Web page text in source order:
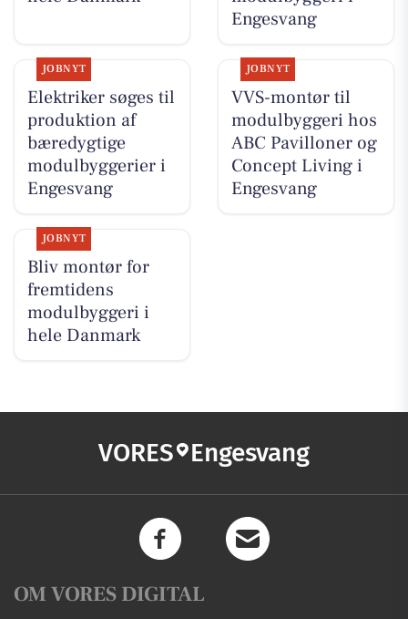
Engesvang
JOBNYT
Elektriker søges til
produktion af
bæredygtige
modulbyggerier i
Engesvang
JOBNYT
VVS-montør til
modulbyggeri hos
ABC Pavilloner og
Concept Living i
Engesvang
JOBNYT
Bliv montør for
fremtidens
modulbyggeri i
hele Danmark
VORES Engesvang
OM VORES DIGITAL